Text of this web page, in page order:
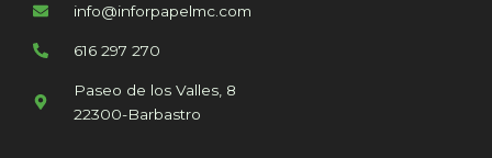
info@inforpapelmc.com
616 297 270
Paseo de los Valles, 8
22300-Barbastro